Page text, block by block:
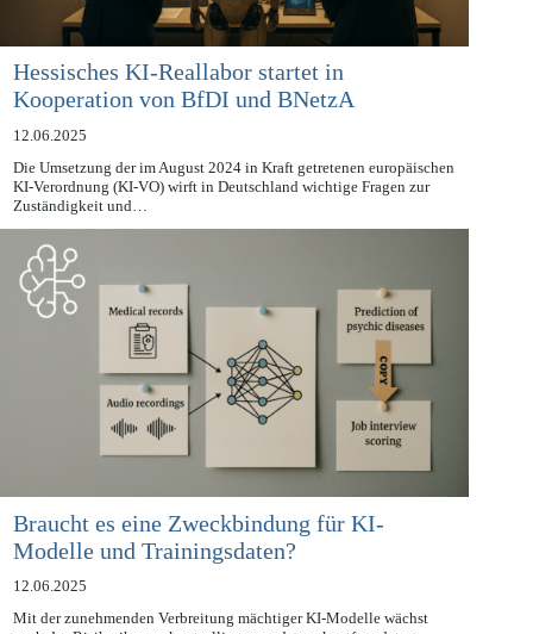
Hessisches KI-Reallabor startet in
Kooperation von BfDI und BNetzA
12.06.2025
Die Umsetzung der im August 2024 in Kraft getretenen europäischen
KI-Verordnung (KI-VO) wirft in Deutschland wichtige Fragen zur
Zuständigkeit und…
Braucht es eine Zweckbindung für KI-
Modelle und Trainingsdaten?
12.06.2025